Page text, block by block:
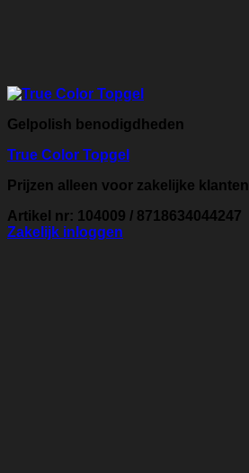
Gelpolish benodigdheden
True Color Topgel
Prijzen alleen voor zakelijke klanten
Artikel nr: 104009 / 8718634044247
Zakelijk inloggen